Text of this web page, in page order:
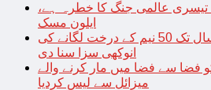
تیسری عالمی جنگ کا خطرہ ہے،
ایلون مسک
عدالت نے مجرم کوایک سال تک 50 نیم کے درخت لگانے کی
انوکھی سزا سنا دی
کو فضا سے فضا میں مار کرنے والے
میزائل سے لیس کردیا